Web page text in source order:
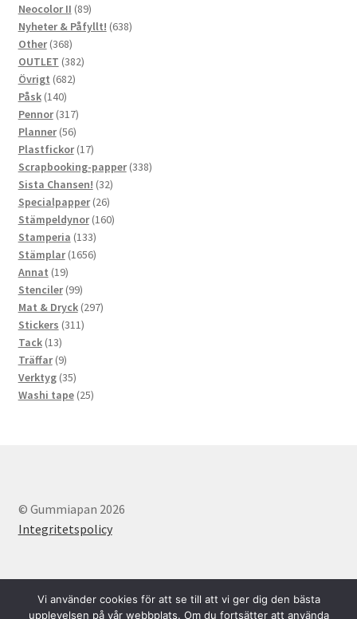
produkter
Neocolor II 8989
produkter
Nyheter & Påfyllt! 638638
Other 368368
produkter
OUTLET 382382
Övrigt 682682
Påsk 140140
produkter
Pennor 317317
produkter
Planner 5656
produkter
Plastfickor 1717
produkter
Scrapbooking-papper 338338
Sista Chansen! 3232
produkter
Specialpapper 2626
produkter
Stämpeldynor 160160
Stamperia 133133
produkter
Stämplar 16561656
Annat 1919
produkter
Stenciler 9999
produkter
Mat & Dryck 297297
Stickers 311311
Tack 1313
produkter
Träffar 99
produkter
Verktyg 3535
produkter
Washi tape 2525
© Gummiapan 2026
Integritetspolicy
Vi använder cookies för att se till att vi ger dig den bästa
upplevelsen på vår webbplats. Om du fortsätter att använda